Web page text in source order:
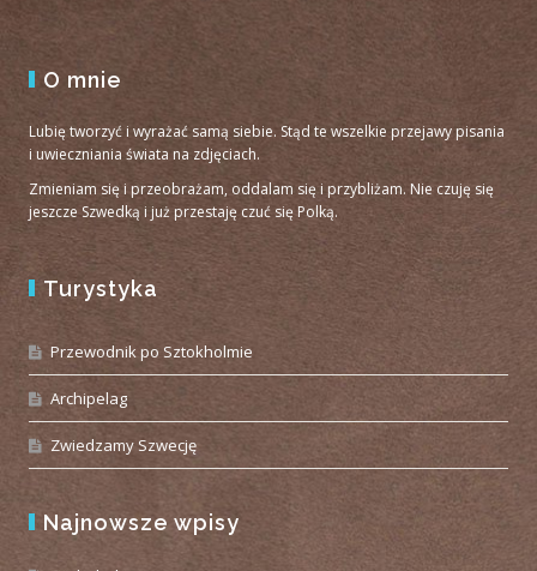
O mnie
Lubię tworzyć i wyrażać samą siebie. Stąd te wszelkie przejawy pisania
i uwieczniania świata na zdjęciach.
Zmieniam się i przeobrażam, oddalam się i przybliżam. Nie czuję się
jeszcze Szwedką i już przestaję czuć się Polką.
Turystyka
Przewodnik po Sztokholmie
Archipelag
Zwiedzamy Szwecję
Najnowsze wpisy